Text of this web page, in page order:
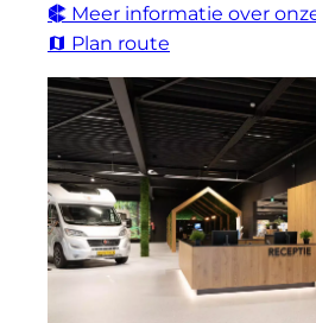
Meer informatie over
Plan route